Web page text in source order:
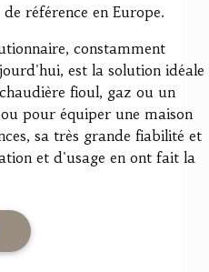
référence en Europe.
constamment
est la solution idéale
fioul, gaz ou un
pour équiper une maison
sa très grande fiabilité et
et d'usage en ont fait la